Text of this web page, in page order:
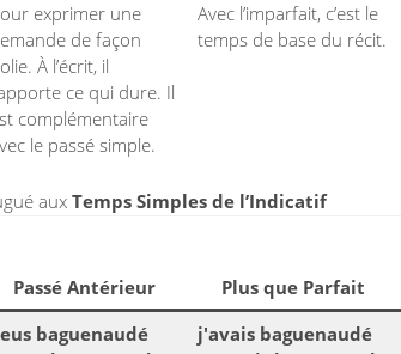
exprimer une
de façon
À l’écrit, il
ce qui dure. Il
complémentaire
le passé simple.
Avec l’imparfait, c’est le
temps de base du récit.
auxTemps Simples de l’Indicatif
Passé Antérieur Plus que Parfait
baguenaudé
j'avais baguenaudé